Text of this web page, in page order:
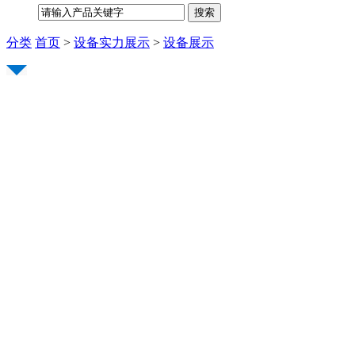
分类 首页 > 设备实力展示 > 设备展示